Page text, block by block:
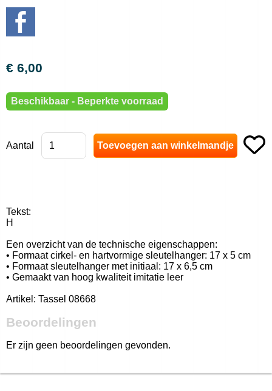
€ 6,00
Beschikbaar - Beperkte voorraad
Aantal
Tekst:
H
Een overzicht van de technische eigenschappen:
• Formaat cirkel- en hartvormige sleutelhanger: 17 x 5 cm
• Formaat sleutelhanger met initiaal: 17 x 6,5 cm
• Gemaakt van hoog kwaliteit imitatie leer
Artikel: Tassel 08668
Beoordelingen
Er zijn geen beoordelingen gevonden.